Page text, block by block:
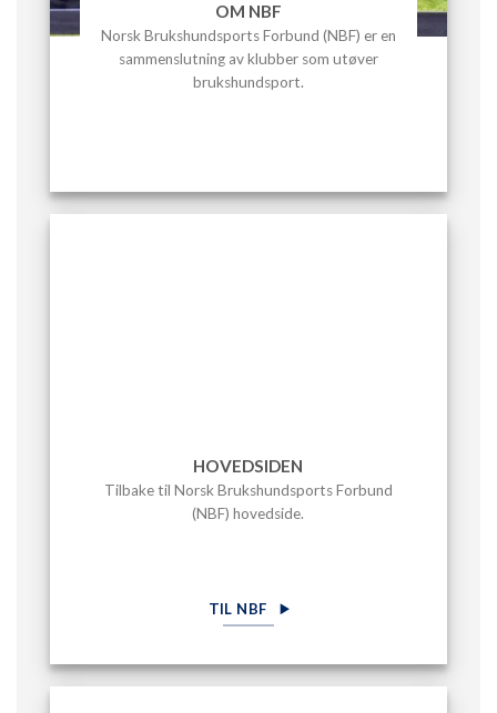
OM NBF
Norsk Brukshundsports Forbund (NBF) er en
sammenslutning av klubber som utøver
brukshundsport.
HOVEDSIDEN
Tilbake til Norsk Brukshundsports Forbund
(NBF) hovedside.
TIL NBF